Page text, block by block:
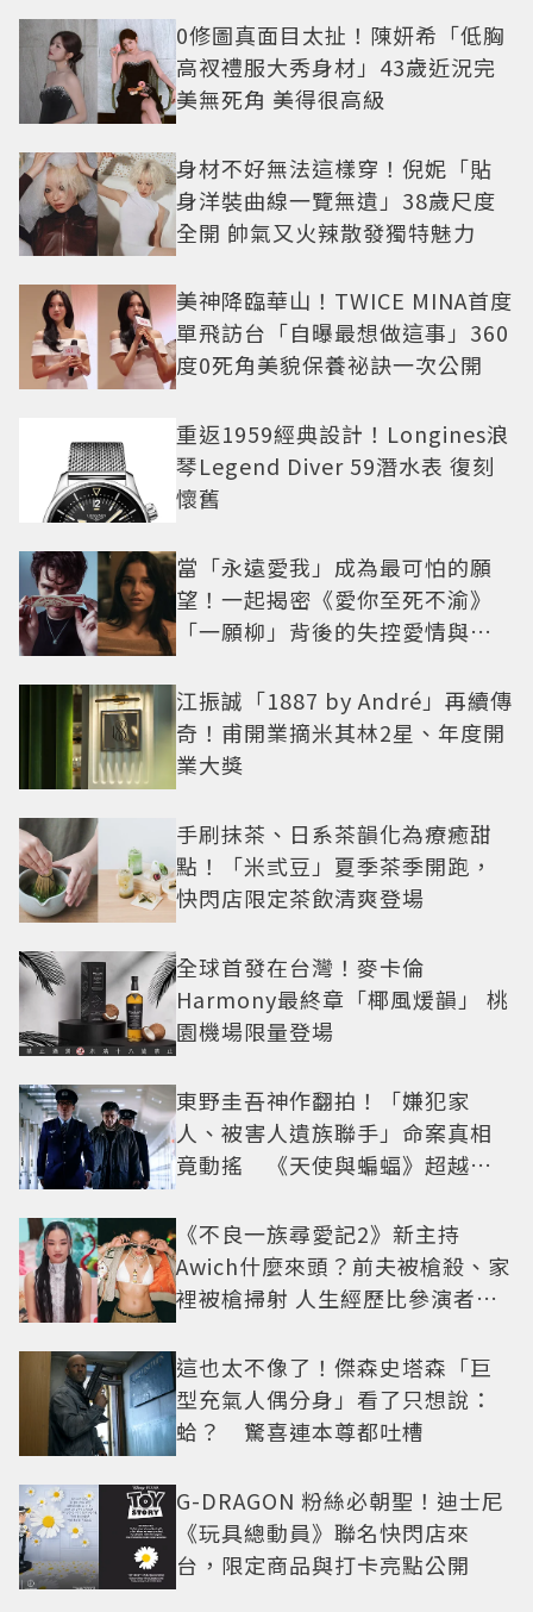
0修圖真面目太扯！陳妍希「低胸
高衩禮服大秀身材」43歲近況完
美無死角 美得很高級
身材不好無法這樣穿！倪妮「貼
身洋裝曲線一覽無遺」38歲尺度
全開 帥氣又火辣散發獨特魅力
美神降臨華山！TWICE MINA首度
單飛訪台「自曝最想做這事」360
度0死角美貌保養祕訣一次公開
重返1959經典設計！Longines浪
琴Legend Diver 59潛水表 復刻
懷舊
當「永遠愛我」成為最可怕的願
望！一起揭密《愛你至死不渝》
「一願柳」背後的失控愛情與爆
江振誠「1887 by André」再續傳
奇！甫開業摘米其林2星、年度開
業大獎
手刷抹茶、日系茶韻化為療癒甜
點！「米弎豆」夏季茶季開跑，
快閃店限定茶飲清爽登場
全球首發在台灣！麥卡倫
Harmony最終章「椰風煖韻」 桃
園機場限量登場
東野圭吾神作翻拍！「嫌犯家
人、被害人遺族聯手」命案真相
竟動搖 《天使與蝙蝠》超越懸
《不良一族尋愛記2》新主持
Awich什麼來頭？前夫被槍殺、家
裡被槍掃射 人生經歷比參演者還
這也太不像了！傑森史塔森「巨
型充氣人偶分身」看了只想說：
蛤？ 驚喜連本尊都吐槽
G-DRAGON 粉絲必朝聖！迪士尼
《玩具總動員》聯名快閃店來
台，限定商品與打卡亮點公開